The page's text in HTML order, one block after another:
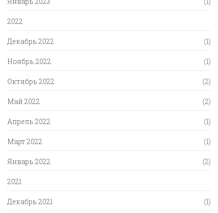
2022
Декабрь 2022 (1)
Ноябрь 2022 (1)
Октябрь 2022 (2)
Май 2022 (2)
Апрель 2022 (1)
Март 2022 (1)
Январь 2022 (2)
2021
Декабрь 2021 (1)